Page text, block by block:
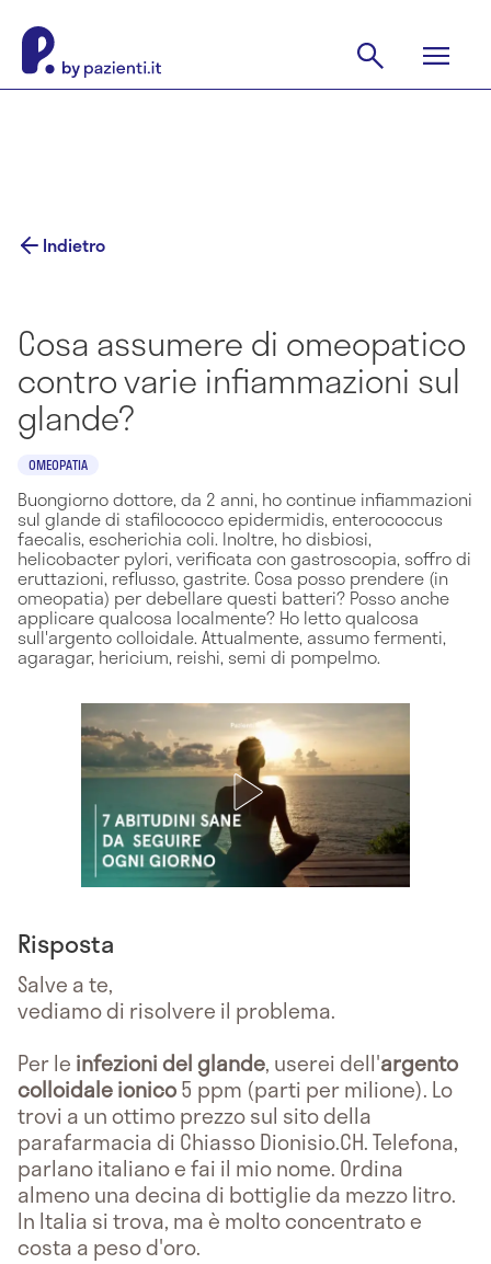
Indietro
Cosa assumere di omeopatico
contro varie infiammazioni sul
glande?
OMEOPATIA
Buongiorno dottore, da 2 anni, ho continue infiammazioni
sul glande di stafilococco epidermidis, enterococcus
faecalis, escherichia coli. Inoltre, ho disbiosi,
helicobacter pylori, verificata con gastroscopia, soffro di
eruttazioni, reflusso, gastrite. Cosa posso prendere (in
omeopatia) per debellare questi batteri? Posso anche
applicare qualcosa localmente? Ho letto qualcosa
sull'argento colloidale. Attualmente, assumo fermenti,
agaragar, hericium, reishi, semi di pompelmo.
Risposta
Salve a te,
vediamo di risolvere il problema.
Per le infezioni del glande, userei dell'argento
colloidale ionico5 ppm (parti per milione). Lo
trovi a un ottimo prezzo sul sito della
parafarmacia di Chiasso Dionisio.CH. Telefona,
parlano italiano e fai il mio nome. Ordina
almeno una decina di bottiglie da mezzo litro.
In Italia si trova, ma è molto concentrato e
costa a peso d'oro.